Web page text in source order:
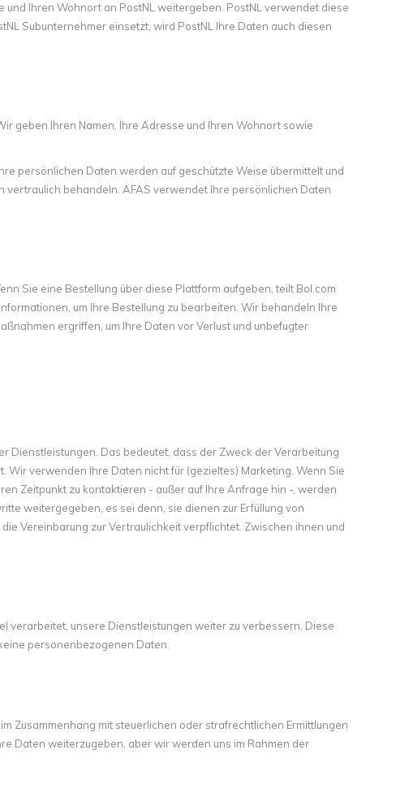
Ihren Wohnort an PostNL weitergeben. PostNL verwendet diese
Subunternehmer einsetzt, wird PostNL Ihre Daten auch diesen
geben Ihren Namen, Ihre Adresse und Ihren Wohnort sowie
persönlichen Daten werden auf geschützte Weise übermittelt und
behandeln. AFAS verwendet Ihre persönlichen Daten
Sie eine Bestellung über diese Plattform aufgeben, teilt Bol.com
um Ihre Bestellung zu bearbeiten. Wir behandeln Ihre
ergriffen, um Ihre Daten vor Verlust und unbefugter
Dienstleistungen. Das bedeutet, dass der Zweck der Verarbeitung
Wir verwenden Ihre Daten nicht für (gezieltes) Marketing. Wenn Sie
Zeitpunkt zu kontaktieren - außer auf Ihre Anfrage hin -, werden
weitergegeben, es sei denn, sie dienen zur Erfüllung von
Vereinbarung zur Vertraulichkeit verpflichtet. Zwischen ihnen und
verarbeitet, unsere Dienstleistungen weiter zu verbessern. Diese
personenbezogenen Daten.
Zusammenhang mit steuerlichen oder strafrechtlichen Ermittlungen
Daten weiterzugeben, aber wir werden uns im Rahmen der